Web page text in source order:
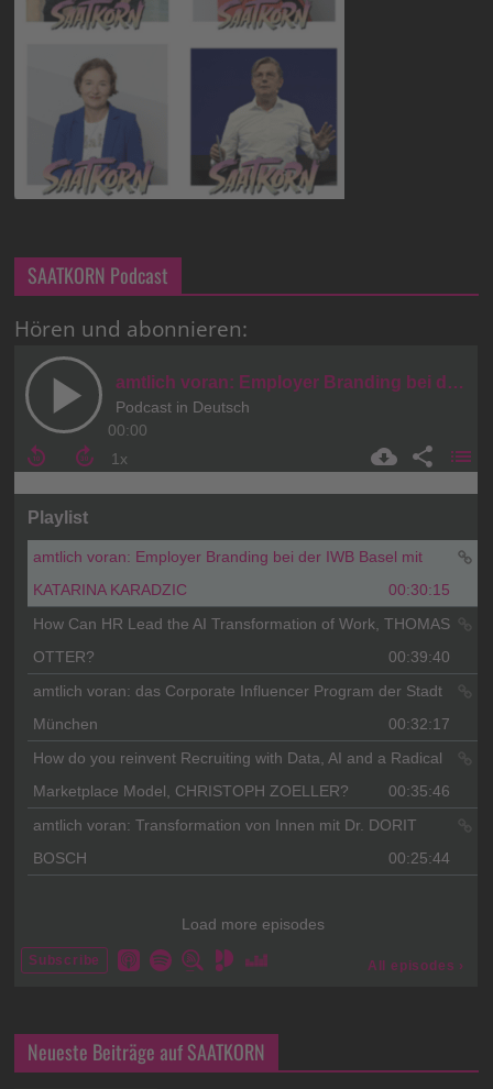
SAATKORN Podcast
Hören und abonnieren:
Neueste Beiträge auf SAATKORN